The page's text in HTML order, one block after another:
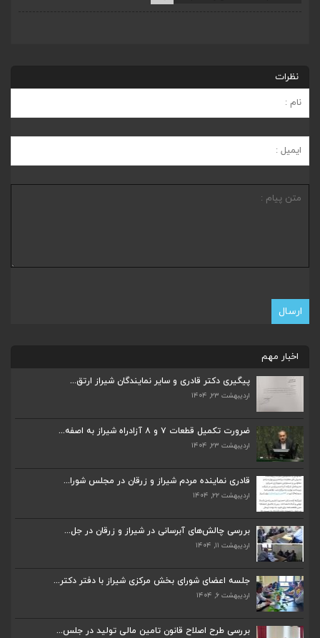
نظرات
اخبار مهم
پیگیری دکتر قادری و سایر نمایندگان شیراز ارتق...
اردیبهشت ۲۳, ۱۴۰۴
ضرورت تکمیل قطعات ۷ و ۸ آزادراه شیراز به اصفه...
اردیبهشت ۲۳, ۱۴۰۴
قادری نماینده مردم شیراز و زرقان در مجلس شورا...
اردیبهشت ۲۲, ۱۴۰۴
بررسی چالش‌های آبرسانی در شیراز و زرقان در جل...
اردیبهشت ۱۱, ۱۴۰۴
جلسه اعضای شورای بخش مرکزی شیراز با دفتر دکتر...
اردیبهشت ۶, ۱۴۰۴
بررسی طرح اصلاح قانون تامین مالی تولید در جلس...
ضرورت تکمیل قطعات ۷ و ۸ آزادراه شیراز به اصفه...
اردیبهشت ۲۳, ۱۴۰۴
قادری نماینده مردم شیراز و زرقان در مجلس شورا...
بررسی چالش‌های آبرسانی در شیراز و زرقان در جل...
جلسه اعضای شورای بخش مرکزی شیراز با دفتر دکتر...
پیگیری دکتر قادری و سایر نمایندگان شیراز ارتق...
اردیبهشت ۲۳, ۱۴۰۴